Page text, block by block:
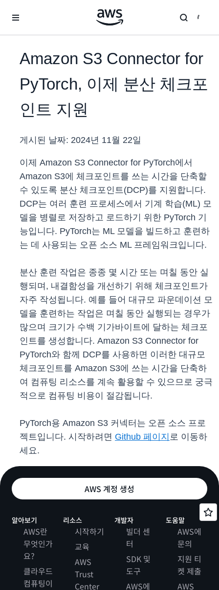
Amazon S3 Connector for
PyTorch, 이제 분산 체크포
인트 지원
게시된 날짜: 2024년 11월 22일
이제 Amazon S3 Connector for PyTorch에서
Amazon S3에 체크포인트를 쓰는 시간을 단축할
수 있도록 분산 체크포인트(DCP)를 지원합니다.
DCP는 여러 훈련 프로세스에서 기계 학습(ML) 모
델을 병렬로 저장하고 로드하기 위한 PyTorch 기
능입니다. PyTorch는 ML 모델을 빌드하고 훈련하
는 데 사용되는 오픈 소스 ML 프레임워크입니다.
분산 훈련 작업은 종종 몇 시간 또는 며칠 동안 실
행되며, 내결함성을 개선하기 위해 체크포인트가
자주 작성됩니다. 예를 들어 대규모 파운데이션 모
델을 훈련하는 작업은 며칠 동안 실행되는 경우가
많으며 크기가 수백 기가바이트에 달하는 체크포
인트를 생성합니다. Amazon S3 Connector for
PyTorch와 함께 DCP를 사용하면 이러한 대규모
체크포인트를 Amazon S3에 쓰는 시간을 단축하
여 컴퓨팅 리소스를 계속 활용할 수 있으므로 궁극
적으로 컴퓨팅 비용이 절감됩니다.
PyTorch용 Amazon S3 커넥터는 오픈 소스 프로
젝트입니다. 시작하려면 Github 페이지 로 이동하
세요.
AWS 계정 생성
알아보기
AWS란
무엇인가
요?
클라우드
컴퓨팅이
리소스
시작하기
교육
AWS
Trust
Center
개발자
빌더 센
터
SDK 및
도구
AWS에
도움말
AWS에
문의
지원 티
켓 제출
AWS